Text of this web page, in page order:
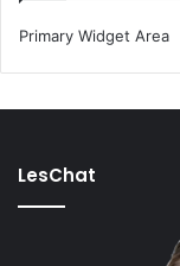
Primary Widget Area
LesChat